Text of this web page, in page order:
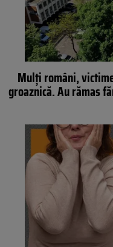
Mulți români,
groaznică. Au rămas